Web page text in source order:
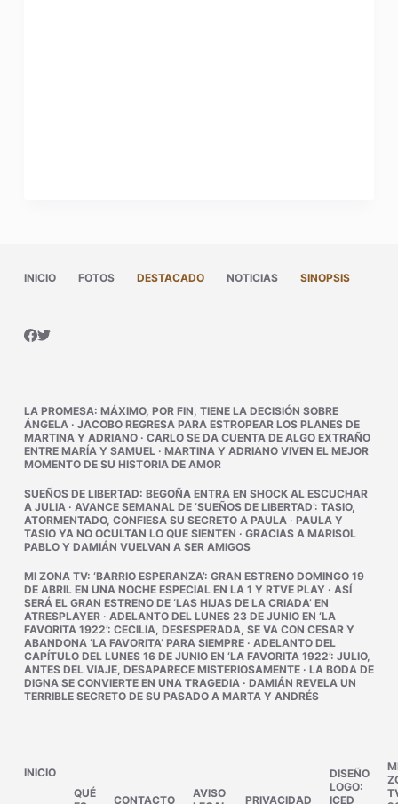
INICIO FOTOS DESTACADO NOTICIAS SINOPSIS
LA PROMESA: MÁXIMO, POR FIN, TIENE LA DECISIÓN SOBRE
ÁNGELA· JACOBO REGRESA PARA ESTROPEAR LOS PLANES DE
MARTINA Y ADRIANO· CARLO SE DA CUENTA DE ALGO EXTRAÑO
ENTRE MARÍA Y SAMUEL· MARTINA Y ADRIANO VIVEN EL MEJOR
MOMENTO DE SU HISTORIA DE AMOR
SUEÑOS DE LIBERTAD: BEGOÑA ENTRA EN SHOCK AL ESCUCHAR
A JULIA· AVANCE SEMANAL DE ‘SUEÑOS DE LIBERTAD’: TASIO,
ATORMENTADO, CONFIESA SU SECRETO A PAULA· PAULA Y
TASIO YA NO OCULTAN LO QUE SIENTEN · GRACIAS A MARISOL
PABLO Y DAMIÁN VUELVAN A SER AMIGOS
MI ZONA TV: ‘BARRIO ESPERANZA’: GRAN ESTRENO DOMINGO 19
DE ABRIL EN UNA NOCHE ESPECIAL EN LA 1 Y RTVE PLAY · ASÍ
SERÁ EL GRAN ESTRENO DE ‘LAS HIJAS DE LA CRIADA’ EN
ATRESPLAYER· ADELANTO DEL LUNES 23 DE JUNIO EN ‘LA
FAVORITA 1922’: CECILIA, DESESPERADA, SE VA CON CESAR Y
ABANDONA ‘LA FAVORITA’ PARA SIEMPRE· ADELANTO DEL
CAPÍTULO DEL LUNES 16 DE JUNIO EN ‘LA FAVORITA 1922’: JULIO,
ANTES DEL VIAJE, DESAPARECE MISTERIOSAMENTE· LA BODA DE
DIGNA SE CONVIERTE EN UNA TRAGEDIA· DAMIÁN REVELA UN
TERRIBLE SECRETO DE SU PASADO A MARTA Y ANDRÉS
INICIO
QUÉ
CONTACTO
AVISO
PRIVACIDAD
DISEÑO
LOGO:
ICED